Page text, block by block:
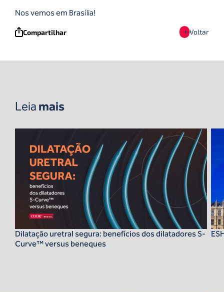
Nos vemos em Brasília!
Compartilhar Voltar
Leia mais
Dilatação uretral segura: benefícios dos dilatadores S-
Curve™ versus beneques